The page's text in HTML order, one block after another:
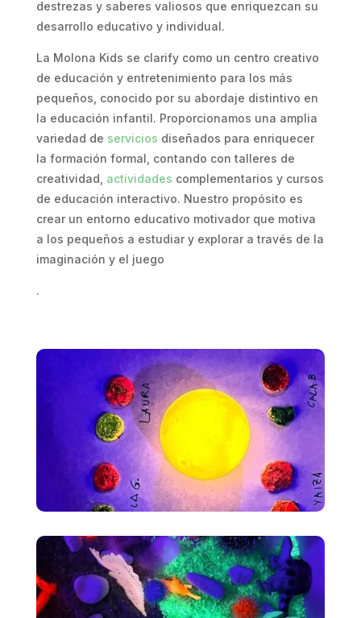
destrezas y saberes valiosos que enriquezcan su
desarrollo educativo y individual.
La Molona Kids se clarify como un centro creativo
de educación y entretenimiento para los más
pequeños, conocido por su abordaje distintivo en
la educación infantil. Proporcionamos una amplia
variedad de servicios diseñados para enriquecer
la formación formal, contando con talleres de
creatividad, actividades complementarios y cursos
de educación interactivo. Nuestro propósito es
crear un entorno educativo motivador que motiva
a los pequeños a estudiar y explorar a través de la
imaginación y el juego
.